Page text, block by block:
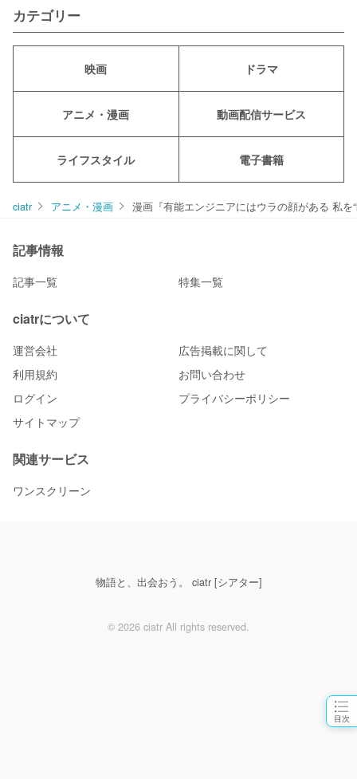
目次
カテゴリー
映画 ドラマ
アニメ・漫画 動画配信サービス
ライフスタイル 電子書籍
ciatr アニメ・漫画 漫画『有能エンジニアにはウラの顔がある 私
記事情報
記事一覧 特集一覧
ciatrについて
運営会社
広告掲載に関して
利用規約
お問い合わせ
ログイン
プライバシーポリシー
サイトマップ
関連サービス
ワンスクリーン
物語と、出会おう。 ciatr [シアター]
© 2026 ciatr All rights reserved.